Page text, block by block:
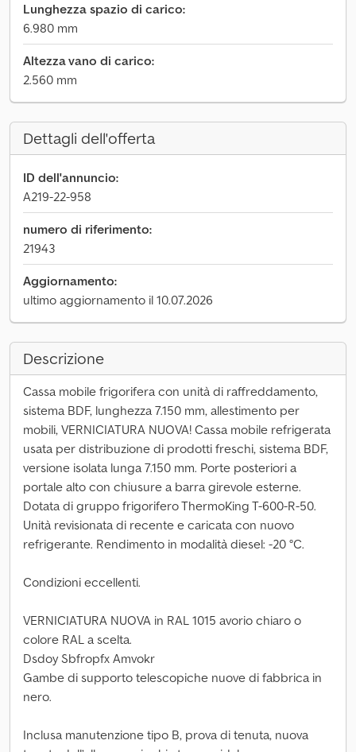
Lunghezza spazio di carico:
6.980 mm
Altezza vano di carico:
2.560 mm
Dettagli dell'offerta
ID dell'annuncio:
A219-22-958
numero di riferimento:
21943
Aggiornamento:
ultimo aggiornamento il 10.07.2026
Descrizione
Cassa mobile frigorifera con unità di raffreddamento,
sistema BDF, lunghezza 7.150 mm, allestimento per
mobili, VERNICIATURA NUOVA! Cassa mobile refrigerata
usata per distribuzione di prodotti freschi, sistema BDF,
versione isolata lunga 7.150 mm. Porte posteriori a
portale alto con chiusure a barra girevole esterne.
Dotata di gruppo frigorifero ThermoKing T-600-R-50.
Unità revisionata di recente e caricata con nuovo
refrigerante. Rendimento in modalità diesel: -20 °C.
Condizioni eccellenti.
VERNICIATURA NUOVA in RAL 1015 avorio chiaro o
colore RAL a scelta.
Dsdoy Sbfropfx Amvokr
Gambe di supporto telescopiche nuove di fabbrica in
nero.
Inclusa manutenzione tipo B, prova di tenuta, nuova